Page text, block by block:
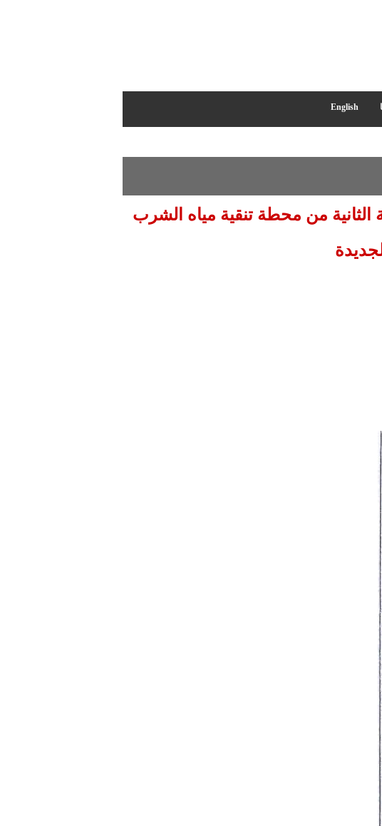
English
من محطة تنقية مياه الشرب